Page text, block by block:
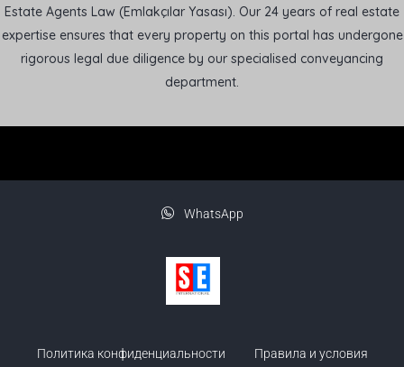
Estate Agents Law (Emlakçılar Yasası). Our 24 years of real estate
expertise ensures that every property on this portal has undergone
rigorous legal due diligence by our specialised conveyancing
department.
WhatsApp
Политика конфиденциальности Правила и условия